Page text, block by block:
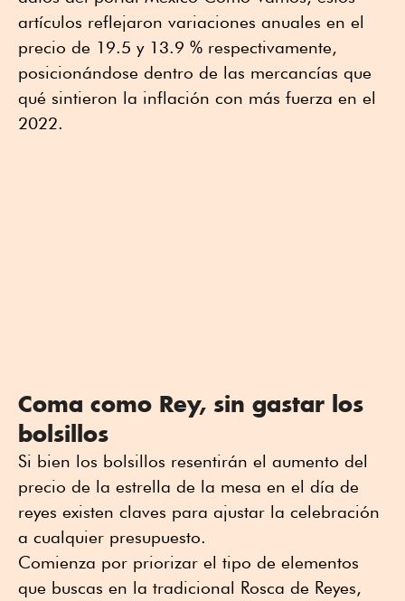
artículos reflejaron variaciones anuales en el
precio de 19.5 y 13.9 % respectivamente,
posicionándose dentro de las mercancías que
qué sintieron la inflación con más fuerza en el
2022.
Coma como Rey, sin gastar los
bolsillos
Si bien los bolsillos resentirán el aumento del
precio de la estrella de la mesa en el día de
reyes existen claves para ajustar la celebración
a cualquier presupuesto.
Comienza por priorizar el tipo de elementos
que buscas en la tradicional Rosca de Reyes,